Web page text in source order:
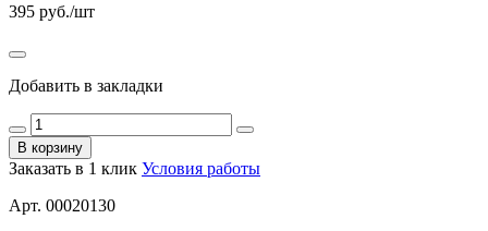
395 руб./шт
Добавить в закладки
В корзину
Заказать в 1 клик Условия работы
Арт. 00020130